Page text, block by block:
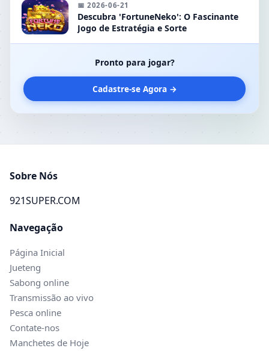
📅 2026-06-21
Descubra 'FortuneNeko': O Fascinante
Jogo de Estratégia e Sorte
Pronto para jogar?
Cadastre-se Agora →
Sobre Nós
921SUPER.COM
Navegação
Página Inicial
Jueteng
Sabong online
Transmissão ao vivo
Pesca online
Contate-nos
Manchetes de Hoje